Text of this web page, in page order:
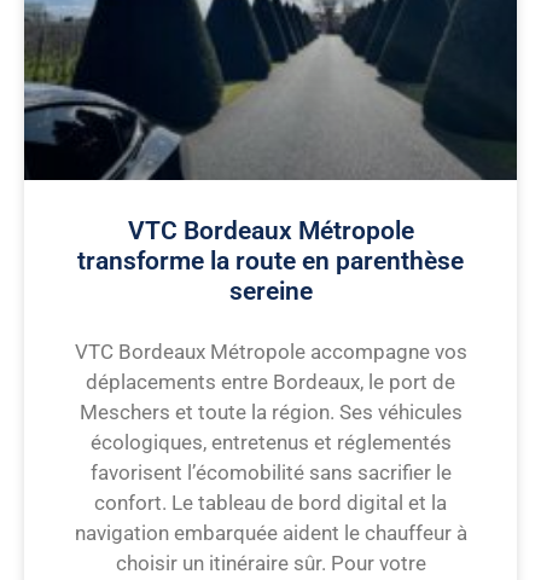
VTC Bordeaux Métropole
transforme la route en parenthèse
sereine
VTC Bordeaux Métropole accompagne vos
déplacements entre Bordeaux, le port de
Meschers et toute la région. Ses véhicules
écologiques, entretenus et réglementés
favorisent l’écomobilité sans sacrifier le
confort. Le tableau de bord digital et la
navigation embarquée aident le chauffeur à
choisir un itinéraire sûr. Pour votre